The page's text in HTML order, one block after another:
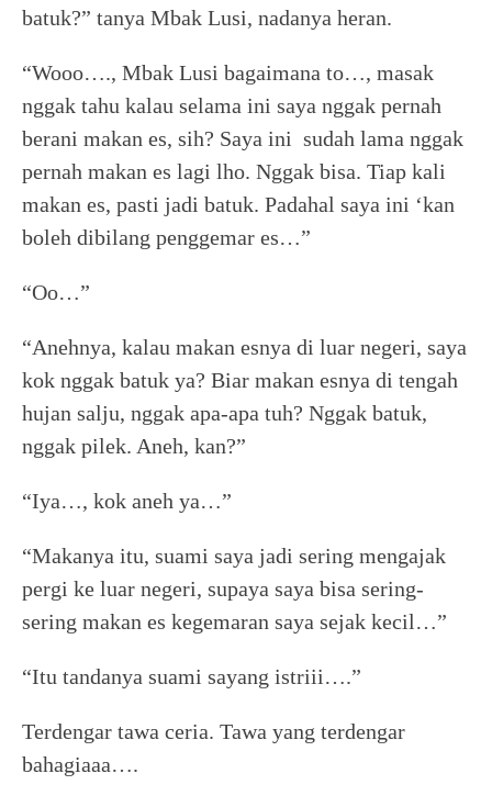
batuk?” tanya Mbak Lusi, nadanya heran.
“Wooo…., Mbak Lusi bagaimana to…, masak
nggak tahu kalau selama ini saya nggak pernah
berani makan es, sih? Saya ini sudah lama nggak
pernah makan es lagi lho. Nggak bisa. Tiap kali
makan es, pasti jadi batuk. Padahal saya ini ‘kan
boleh dibilang penggemar es…”
“Oo…”
“Anehnya, kalau makan esnya di luar negeri, saya
kok nggak batuk ya? Biar makan esnya di tengah
hujan salju, nggak apa-apa tuh? Nggak batuk,
nggak pilek. Aneh, kan?”
“Iya…, kok aneh ya…”
“Makanya itu, suami saya jadi sering mengajak
pergi ke luar negeri, supaya saya bisa sering-
sering makan es kegemaran saya sejak kecil…”
“Itu tandanya suami sayang istriii….”
Terdengar tawa ceria. Tawa yang terdengar
bahagiaaa….